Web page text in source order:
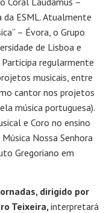
da ESML. Atualmente
– Évora, o Grupo
de Lisboa e
regularmente
musicais, entre
cantor nos projetos
música portuguesa).
e Coro no ensino
Nossa Senhora
Gregoriano em
dirigido por
Teixeira, interpretará